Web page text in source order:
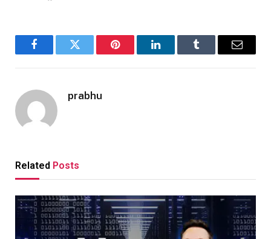
FacebookTwitter Pinterest LinkedInTumblr Email
prabhu
Related Posts